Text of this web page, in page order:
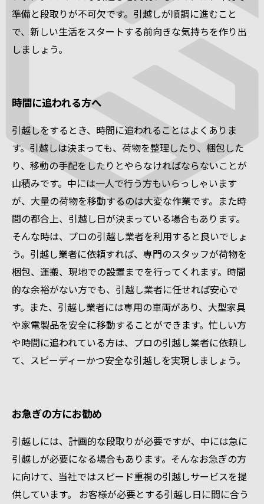
準備と段取りが不可欠です。引越しが順調に進むこと
で、新しい生活をスタートする前向きな気持ちを作り出
しましょう。
時間に追われる方へ
引越しをするとき、時間に追われることはよくありま
す。引越しは決まっても、荷物を整理したり、梱包した
り、移動の手配をしたりとやらなければならないことが
山積みです。中には一人で行う方もいらっしゃいます
が、大量の荷物を移動するのは大変な作業です。また時
間の都合上、引越し日が決まっている場合もあります。
そんな時は、プロの引越し業者を利用すると良いでしょ
う。引越し業者に依頼すれば、専門のスタッフが荷物を
梱包、運搬、現地での設置までを行ってくれます。時間
的な余裕がない方でも、引越し業者に任せれば安心で
す。また、引越し業者には専用の車両があり、大型家具
や家電製品を安全に移動することができます。忙しい方
や時間に追われている方は、プロの引越し業者に依頼し
て、スピーディーかつ安全な引越しを実現しましょう。
お急ぎの方にお勧め
引越しには、計画的な段取りが必要ですが、中には急に
引越しが必要になる場合もあります。そんなお急ぎの方
に向けて、当社ではスピード重視の引越しサービスを提
供しています。 お客様が必要とする引越し日に間に合う